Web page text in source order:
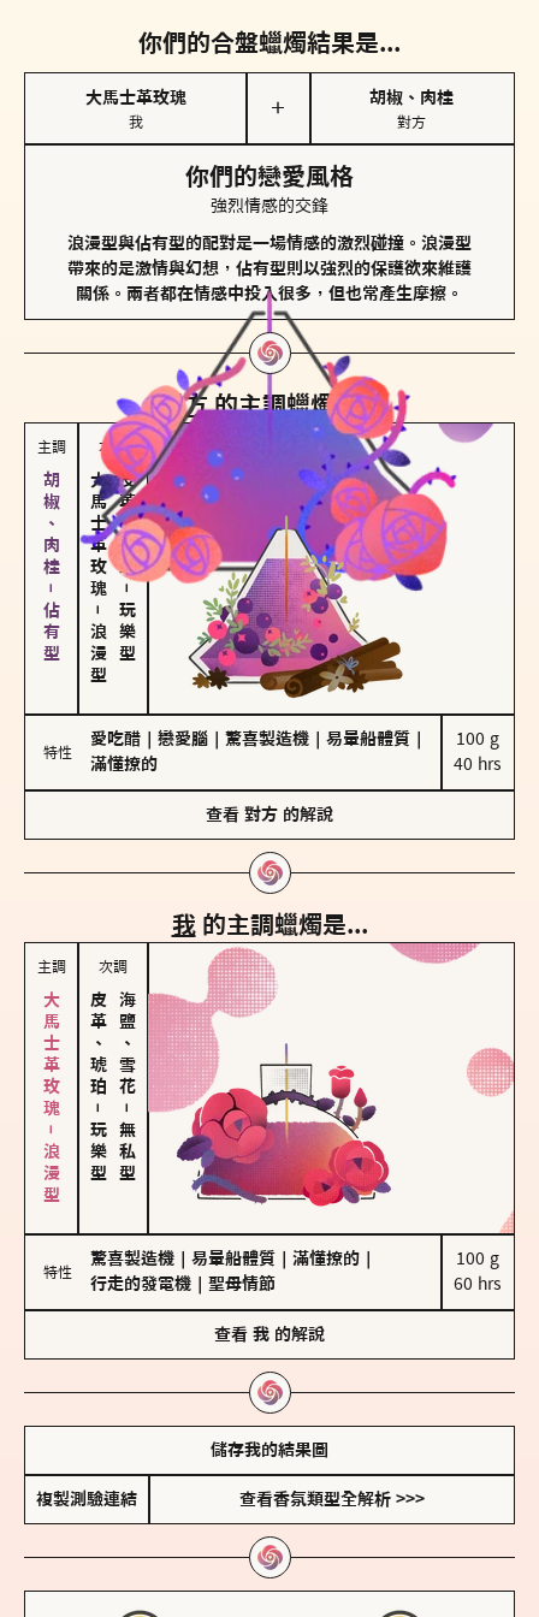
你們的合盤蠟燭結果是...
大馬士革玫瑰
我
＋
胡椒、肉桂
對方
你們的戀愛風格
強烈情感的交鋒
浪漫型與佔有型的配對是一場情感的激烈碰撞。浪漫型
帶來的是激情與幻想，佔有型則以強烈的保護欲來維護
關係。兩者都在情感中投入很多，但也常產生摩擦。
對方的主調蠟燭是...
主調
胡椒、肉桂－佔有型
次調
大馬士革玫瑰
－
浪漫型
皮革、琥珀
－
玩樂型
特性
愛吃醋 戀愛腦 驚喜製造機 易暈船體質
滿懂撩的
100 g
40 hrs
查看 對方 的解說
我 的主調蠟燭是...
主調
大馬士革玫瑰－浪漫型
次調
皮革、琥珀
－
玩樂型
海鹽、雪花
－
無私型
特性
驚喜製造機 易暈船體質 滿懂撩的
行走的發電機
聖母情節
100 g
60 hrs
查看 我 的解說
儲存我的結果圖
複製測驗連結 查看香氛類型全解析 >>>